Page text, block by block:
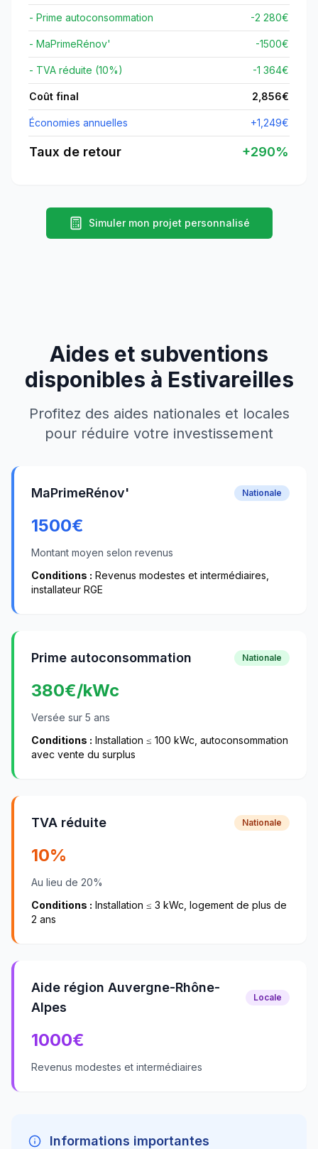
- Prime autoconsommation -2 280€
- MaPrimeRénov' -1500€
- TVA réduite (10%) -1 364€
Coût final 2,856€
Économies annuelles +1,249€
Taux de retour +290%
Simuler mon projet personnalisé
Aides et subventions
disponibles à Estivareilles
Profitez des aides nationales et locales
pour réduire votre investissement
MaPrimeRénov' Nationale
1500€
Montant moyen selon revenus
Conditions : Revenus modestes et intermédiaires,
installateur RGE
Prime autoconsommation Nationale
380€/kWc
Versée sur 5 ans
Conditions : Installation ≤ 100 kWc, autoconsommation
avec vente du surplus
TVA réduite Nationale
10%
Au lieu de 20%
Conditions : Installation ≤ 3 kWc, logement de plus de
2 ans
Aide région Auvergne-Rhône-
Alpes
Locale
1000€
Revenus modestes et intermédiaires
Informations importantes